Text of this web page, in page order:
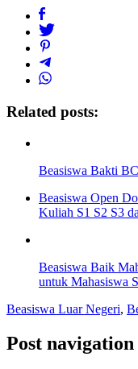
Related posts:
Beasiswa Bakti
Beasiswa Open
Kuliah S1 S2 S3
Beasiswa Baik
untuk Mahasiswa
Beasiswa Luar Negeri,
Post navigation